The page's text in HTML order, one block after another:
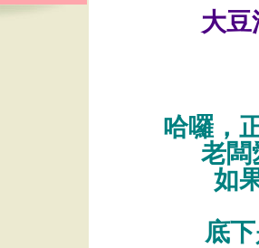
大
哈囉，
老闆
如
底